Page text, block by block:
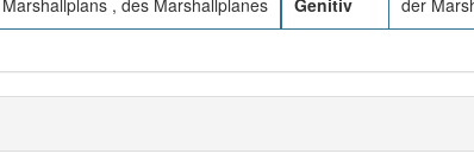
, des Marshallplanes Genitiv der